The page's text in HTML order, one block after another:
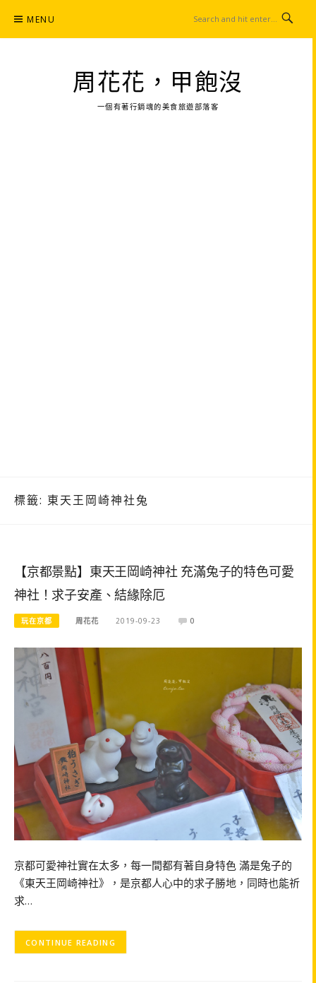
content
MENU
周花花，甲飽沒
一個有著行銷魂的美食旅遊部落客
標籤: 東天王岡崎神社兔
【京都景點】東天王岡崎神社 充滿兔子的特色可愛
神社！求子安產、結緣除厄
玩在京都 周花花 2019-09-23 0
京都可愛神社實在太多，每一間都有著自身特色 滿是兔子的
《東天王岡崎神社》，是京都人心中的求子勝地，同時也能祈
求…
CONTINUE READING